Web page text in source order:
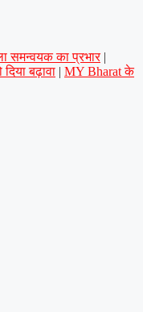
समन्वयक का प्रभार |
बढ़ावा | MY Bharat के